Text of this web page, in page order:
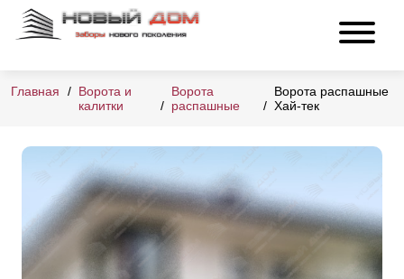
Главная
Ворота и
калитки
Ворота
распашные
Ворота распашные
Хай-тек